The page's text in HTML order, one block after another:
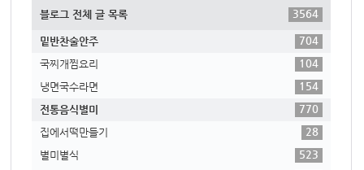
블로그 전체 글 목록 3564
밑반찬술안주
704
국찌개찜요리
104
냉면국수라면
154
전통음식별미
770
집에서떡만들기
28
별미별식
523